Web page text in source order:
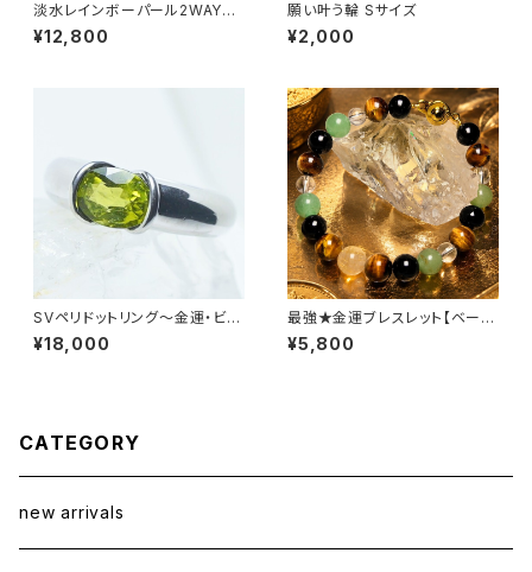
淡水レインボーパール2WAYネ
ックレス&ブレスレット〜全体運
アップ〜
¥12,800
願い叶う輪 Sサイズ
¥2,000
SVペリドットリング〜金運・ビジ
ネス〜
¥18,000
最強★金運ブレスレット【ベーシ
ック】
¥5,800
CATEGORY
new arrivals